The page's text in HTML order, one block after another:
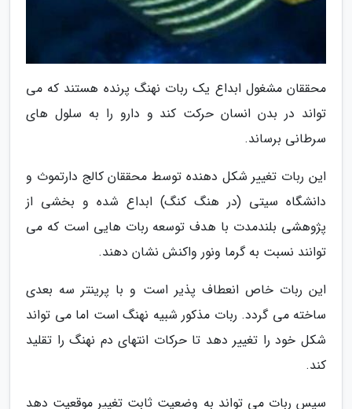
محققان مشغول ابداع یک ربات نهنگ پرنده هستند که می
تواند در بدن انسان حرکت کند و دارو را به سلول های
سرطانی برساند.
این ربات تغییر شکل دهنده توسط محققان کالج دارتموث و
دانشگاه سیتی (در هنگ کنگ) ابداع شده و بخشی از
پژوهشی بلندمدت با هدف توسعه ربات هایی است که می
توانند نسبت به گرما ونور واکنش نشان دهند.
این ربات خاص انعطاف پذیر است و با پرینتر سه بعدی
ساخته می گردد. ربات مذکور شبیه نهنگ است اما می تواند
شکل خود را تغییر دهد تا حرکات انتهای دم نهنگ را تقلید
کند.
سپس ربات می تواند به وضعیت ثابت تغییر موقعیت دهد